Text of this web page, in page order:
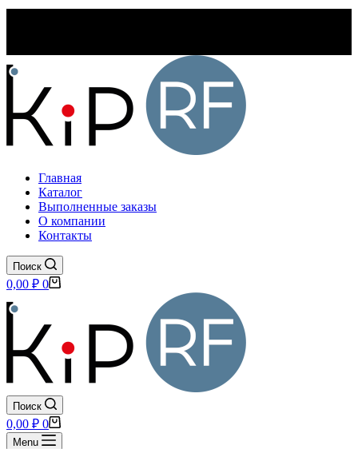
Главная
Каталог
Выполненные заказы
О компании
Контакты
Поиск
Корзина
0,00 ₽ 0
Поиск
Корзина
0,00 ₽ 0
Menu